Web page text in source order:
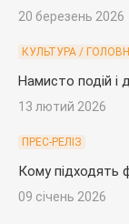
20 березень 2026
КУЛЬТУРА /
Намисто подій і
13 лютий 2026
ПРЕС-РЕЛІЗ
Кому підходять
09 січень 2026